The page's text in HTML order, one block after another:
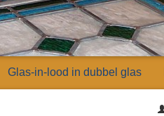
Glas-in-lood in dubbel glas